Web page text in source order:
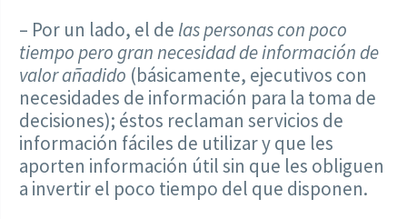
– Por un lado, el de las personas con poco
tiempo pero gran necesidad de información de
valor añadido (básicamente, ejecutivos con
necesidades de información para la toma de
decisiones); éstos reclaman servicios de
información fáciles de utilizar y que les
aporten información útil sin que les obliguen
a invertir el poco tiempo del que disponen.